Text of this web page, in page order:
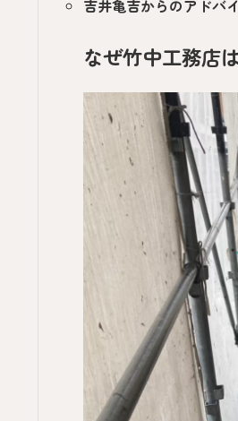
吉井亀吉からのアドバ
なぜ竹中工務店